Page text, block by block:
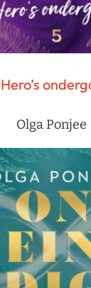
Hero’s
Olga Ponjee